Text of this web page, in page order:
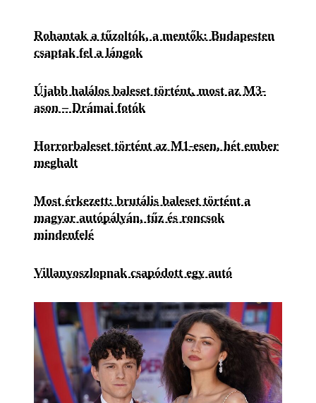
Rohantak a tűzoltók, a mentők: Budapesten
csaptak fel a lángok
Újabb halálos baleset történt, most az M3-
ason – Drámai fotók
Horrorbaleset történt az M1-esen, hét ember
meghalt
Most érkezett: brutális baleset történt a
magyar autópályán, tűz és roncsok
mindenfelé
Villanyoszlopnak csapódott egy autó